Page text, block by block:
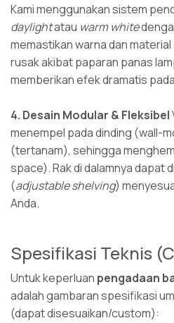
Kami menggunakan sistem
daylightatau warm white
memastikan warna dan
rusak akibat paparan panas
memberikan efek dramatis
4. Desain Modular & Fleksibel
menempel pada dinding (wall-
(tertanam), sehingga
space). Rak di dalamnya dapat
(adjustable shelving)
Anda.
Spesifikasi Teknis
Untuk keperluan pengadaan
adalah gambaran spesifikasi
(dapat disesuaikan/custom):